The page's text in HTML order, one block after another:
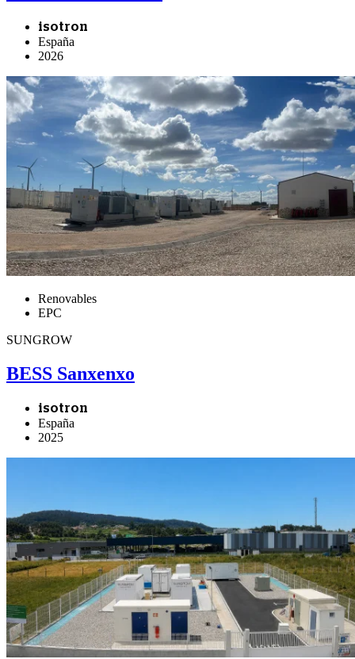
isotron
España
2026
Renovables
EPC
SUNGROW
BESS Sanxenxo
isotron
España
2025